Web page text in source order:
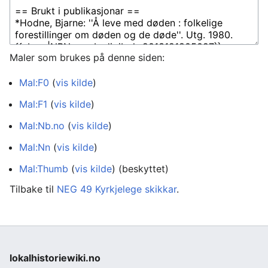
Maler som brukes på denne siden:
Mal:F0 (vis kilde)
Mal:F1 (vis kilde)
Mal:Nb.no (vis kilde)
Mal:Nn (vis kilde)
Mal:Thumb (vis kilde) (beskyttet)
Tilbake til NEG 49 Kyrkjelege skikkar.
lokalhistoriewiki.no